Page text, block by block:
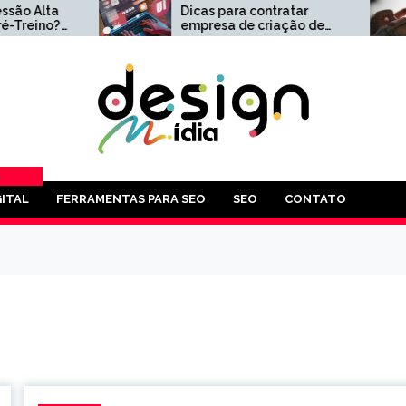
Dicas para contratar
empresa de criação de
sites
Como
Google
FERRAMENTAS PARA SEO SEO CONTATO